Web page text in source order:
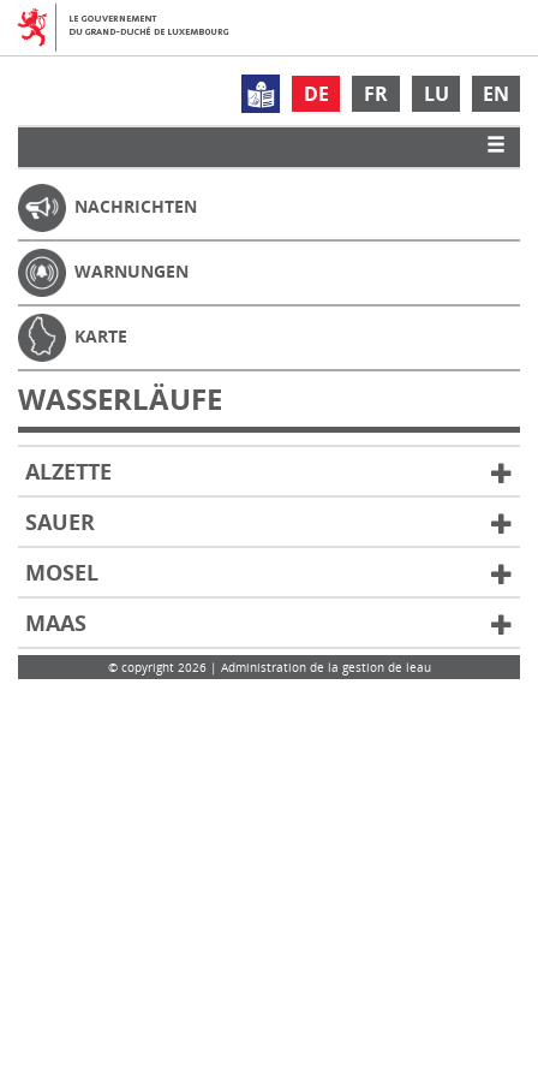
DE FR LU EN
NACHRICHTEN
WARNUNGEN
KARTE
WASSERLÄUFE
ALZETTE
SAUER
MOSEL
MAAS
© copyright 2026 | Administration de la gestion de leau